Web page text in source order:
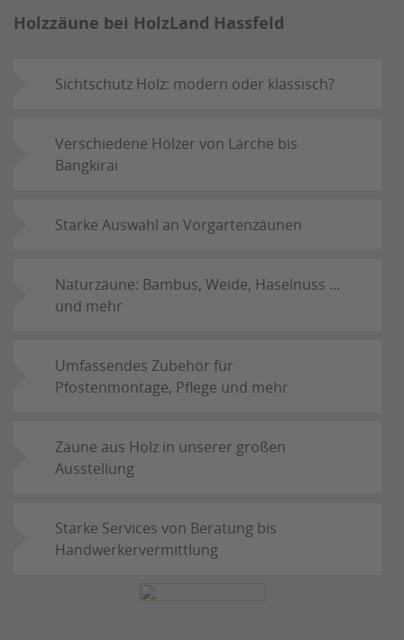
Holzzäune bei HolzLand Hassfeld
Sichtschutz Holz: modern oder klassisch?
Verschiedene Hölzer von Lärche bis
Bangkirai
Starke Auswahl an Vorgartenzäunen
Naturzäune: Bambus, Weide, Haselnuss ...
und mehr
Umfassendes Zubehör für
Pfostenmontage, Pflege und mehr
Zäune aus Holz in unserer großen
Ausstellung
Starke Services von Beratung bis
Handwerkervermittlung